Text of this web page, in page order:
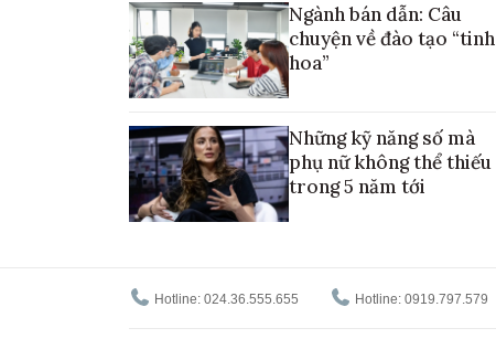
Ngành bán dẫn: Câu
chuyện về đào tạo “tinh
hoa”
Những kỹ năng số mà
phụ nữ không thể thiếu
trong 5 năm tới
Hotline: 024.36.555.655 Hotline: 0919.797.579